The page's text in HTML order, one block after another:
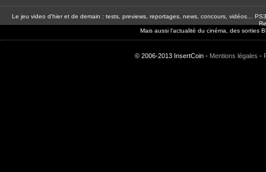
Le jeu video d'hier et de demain : tests, previews, reportages, news, concours, vidéos…
Mais aussi l'actualité du cinéma, des sorties
© 2006-2013 InsertCoin - Mentions légales -